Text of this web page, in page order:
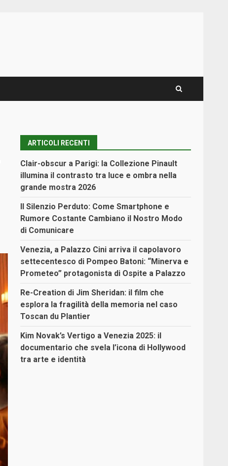
ARTICOLI RECENTI
Clair-obscur a Parigi: la Collezione Pinault
illumina il contrasto tra luce e ombra nella
grande mostra 2026
Il Silenzio Perduto: Come Smartphone e
Rumore Costante Cambiano il Nostro Modo
di Comunicare
Venezia, a Palazzo Cini arriva il capolavoro
settecentesco di Pompeo Batoni: “Minerva e
Prometeo” protagonista di Ospite a Palazzo
Re-Creation di Jim Sheridan: il film che
esplora la fragilità della memoria nel caso
Toscan du Plantier
Kim Novak’s Vertigo a Venezia 2025: il
documentario che svela l’icona di Hollywood
tra arte e identità